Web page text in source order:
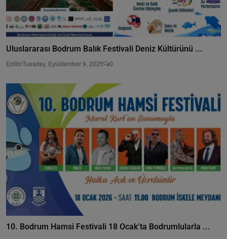
Uluslararası Bodrum Balık Festivali Deniz Kültürünü ...
EditörTuesday, Eylültember 9, 2025 0
10. Bodrum Hamsi Festivali 18 Ocak’ta Bodrumlularla ...